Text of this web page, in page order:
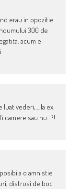
erau in opozitie
300 de
acum e
luat vederi,….la ex.
camere sau nu…?!
o amnistie
distrusi de boc